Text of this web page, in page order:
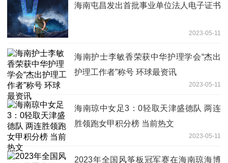
海南屯昌发出首批事业单位法人电子证书
2023-05-11
海南护士李敏香荣获中华护理学会“杰出
护理工作者”称号 环球最资讯
2023-05-11
海南琼中女足3：0轻取天津盛德队 两连
胜领跑女甲积分榜 当前热文
2023-05-11
2023年全国风筝板冠军赛在海南琼海博